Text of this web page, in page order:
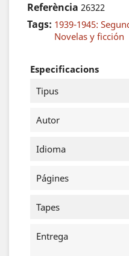
Referència 26322
Tags: 1939-1945:
Novelas y ficción
Especificacions
Tipus
Autor
Idioma
Págines
Tapes
Entrega